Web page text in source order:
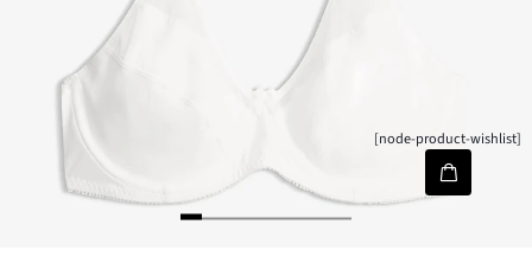
[node-product-wishlist]